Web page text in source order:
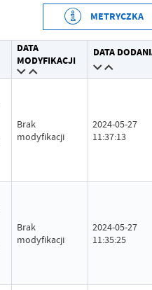
2024-01-03 12:58:27
Grzegorz Kudłacz
Brak modyfikacji
METRYCZKA
DATA
MODYFIKACJI
DATA
Brak
modyfikacji
2024-05-27
11:37:13
Brak
modyfikacji
2024-05-27
11:35:25